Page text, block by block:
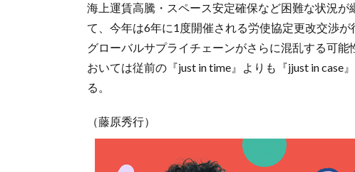
海上運賃高騰・スペース安定確保など困難な状況
て、今年は6年に1度開催される労使協定更改交渉
グローバルサプライチェーンがさらに混乱する可
おいては従前の『just in time』よりも『jjust in case
る。
（藤原秀行）